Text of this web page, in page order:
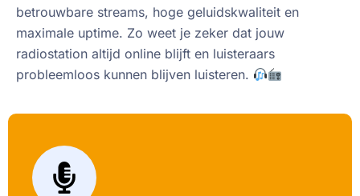
betrouwbare streams, hoge geluidskwaliteit en
maximale uptime. Zo weet je zeker dat jouw
radiostation altijd online blijft en luisteraars
probleemloos kunnen blijven luisteren.